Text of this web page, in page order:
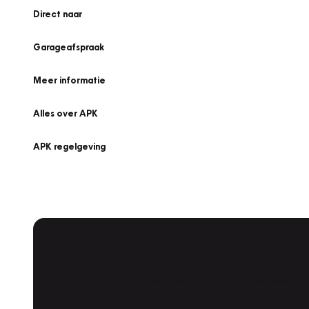
Direct naar
Garageafspraak
Meer informatie
Alles over APK
APK regelgeving